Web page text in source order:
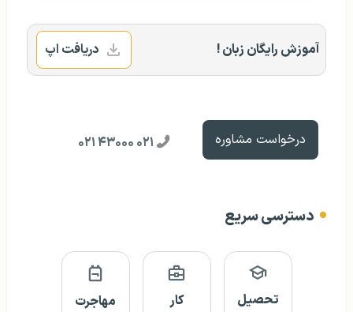
آموزش رایگان زبان ! دریافت اپ
درخواست مشاوره ۰۲۱ ۴۳۰۰۰ ۰۲۱
دسترسی سریع
تحصیل کار مهاجرت